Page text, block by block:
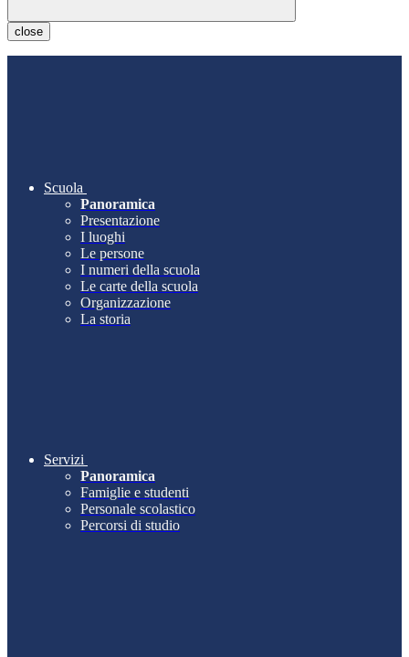
close
Scuola
Panoramica
Presentazione
I luoghi
Le persone
I numeri della scuola
Le carte della scuola
Organizzazione
La storia
Servizi
Panoramica
Famiglie e studenti
Personale scolastico
Percorsi di studio